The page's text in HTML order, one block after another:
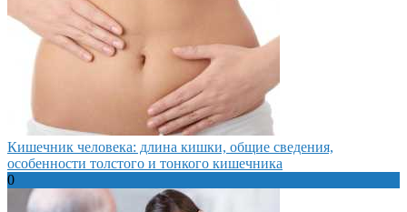
Кишечник человека: длина кишки, общие сведения,
особенности толстого и тонкого кишечника
0